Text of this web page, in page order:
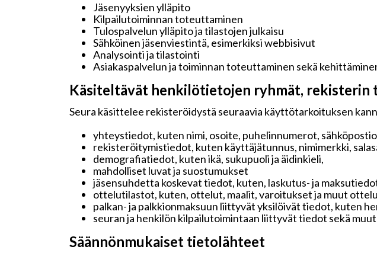
Jäsenyyksien ylläpito
Kilpailutoiminnan toteuttaminen
Tulospalvelun ylläpito ja tilastojen julkaisu
Sähköinen jäsenviestintä, esimerkiksi webbisivut
Analysointi ja tilastointi
Asiakaspalvelun ja toiminnan toteuttaminen sekä
Käsiteltävät henkilötietojen ryhmät, rekisterin
Seura käsittelee rekisteröidystä seuraavia käyttötarkoituksen
yhteystiedot, kuten nimi, osoite, puhelinnumerot,
rekisteröitymistiedot, kuten käyttäjätunnus, nimimerkki,
demografiatiedot, kuten ikä, sukupuoli ja äidinkieli,
mahdolliset luvat ja suostumukset
jäsensuhdetta koskevat tiedot, kuten, laskutus- ja
ottelutilastot, kuten, ottelut, maalit, varoitukset ja muut
palkan- ja palkkionmaksuun liittyvät yksilöivät tiedot, kuten
seuran ja henkilön kilpailutoimintaan liittyvät tiedot sekä
Säännönmukaiset tietolähteet